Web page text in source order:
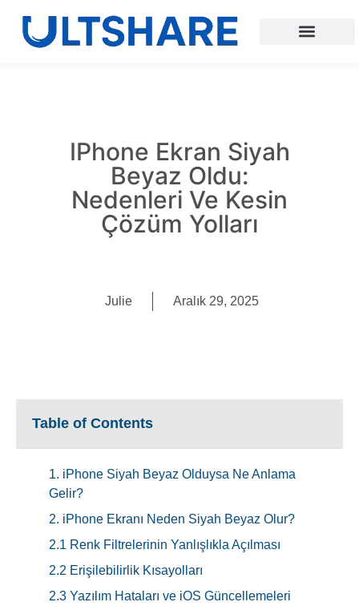
IPhone Ekran Siyah
Beyaz Oldu:
Nedenleri Ve Kesin
Çözüm Yolları
Julie Aralık 29, 2025
Table of Contents
1. iPhone Siyah Beyaz Olduysa Ne Anlama
Gelir?
2. iPhone Ekranı Neden Siyah Beyaz Olur?
2.1 Renk Filtrelerinin Yanlışlıkla Açılması
2.2 Erişilebilirlik Kısayolları
2.3 Yazılım Hataları ve iOS Güncellemeleri